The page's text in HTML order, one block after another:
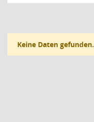
Keine Daten gefunden.